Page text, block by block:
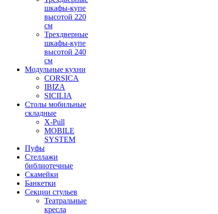
шкафы-купе
высотой 220
см
Трехдверные
шкафы-купе
высотой 240
см
Модульные кухни
CORSICA
IBIZA
SICILIA
Столы мобильные
складные
X-Pull
MOBILE
SYSTEM
Пуфы
Стеллажи
библиотечные
Скамейки
Банкетки
Секции стульев
Театральные
кресла